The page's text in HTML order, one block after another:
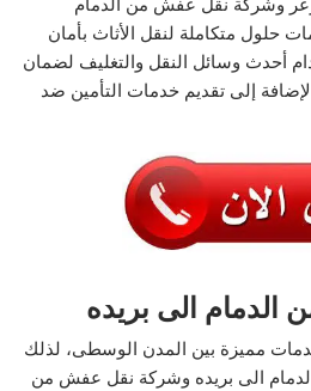
حلول متكاملة لنقل الأثاث بأمان
أحدث وسائل النقل والتغليف لضمان
إلى تقديم خدمات التأمين ضد
الى بريده
مميزة بين المدن الوسطى، لذلك
الى بريده وشركة نقل عفش من